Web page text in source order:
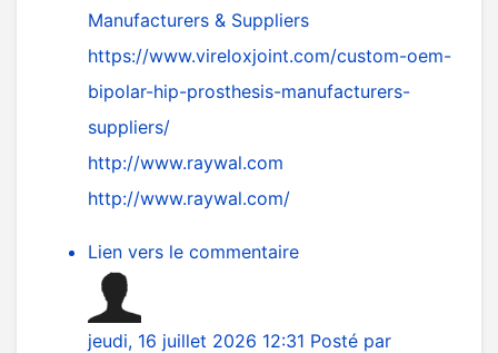
Manufacturers & Suppliers
https://www.vireloxjoint.com/custom-oem-
bipolar-hip-prosthesis-manufacturers-
suppliers/
http://www.raywal.com
http://www.raywal.com/
Lien vers le commentaire
jeudi, 16 juillet 2026 12:31 Posté par